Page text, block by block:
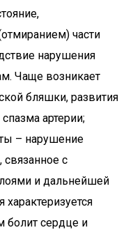
части
нарушения
Чаще возникает
бляшки, развития
артерии;
– нарушение
связанное с
и дальнейшей
характеризуется
болит сердце и